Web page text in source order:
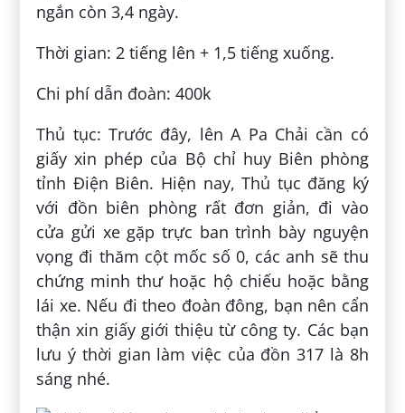
ngắn còn 3,4 ngày.
Thời gian: 2 tiếng lên + 1,5 tiếng xuống.
Chi phí dẫn đoàn: 400k
Thủ tục: Trước đây, lên A Pa Chải cần có
giấy xin phép của Bộ chỉ huy Biên phòng
tỉnh Điện Biên. Hiện nay, Thủ tục đăng ký
với đồn biên phòng rất đơn giản, đi vào
cửa gửi xe gặp trực ban trình bày nguyện
vọng đi thăm cột mốc số 0, các anh sẽ thu
chứng minh thư hoặc hộ chiếu hoặc bằng
lái xe. Nếu đi theo đoàn đông, bạn nên cẩn
thận xin giấy giới thiệu từ công ty. Các bạn
lưu ý thời gian làm việc của đồn 317 là 8h
sáng nhé.